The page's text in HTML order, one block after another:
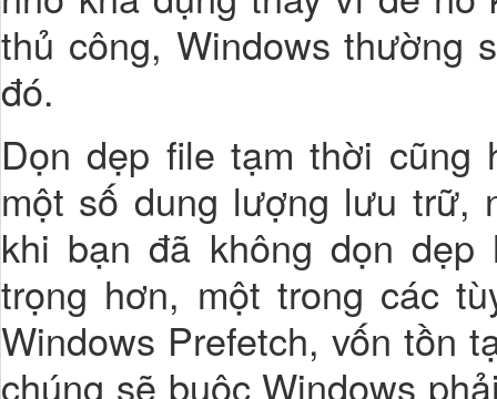
thủ công, Windows thường
đó.
Dọn dẹp file tạm thời
một số dung lượng lưu trữ,
khi bạn đã không dọn
trọng hơn, một trong các
Windows Prefetch, vốn tồn
chúng sẽ buộc Windows